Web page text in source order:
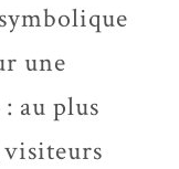
une
au plus
visiteurs